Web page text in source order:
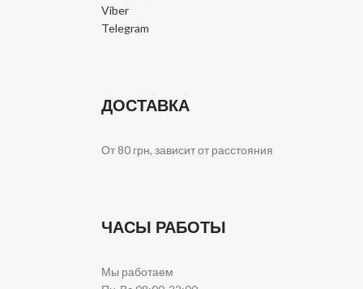
Viber
Telegram
ДОСТАВКА
От 80 грн, зависит от расстояния
ЧАСЫ РАБОТЫ
Мы работаем